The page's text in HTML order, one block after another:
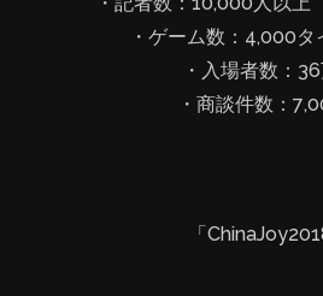
・ゲーム数：4,000タ
・入場者数：36
・商談件数：
「